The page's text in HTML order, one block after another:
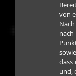
von
dass
und,